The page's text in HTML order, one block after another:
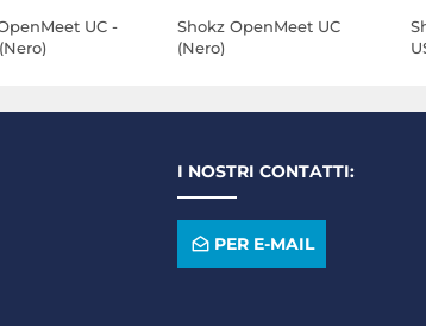
UC -
Shokz OpenMeet UC
(Nero)
I NOSTRI CONTATTI:
PER E-MAIL